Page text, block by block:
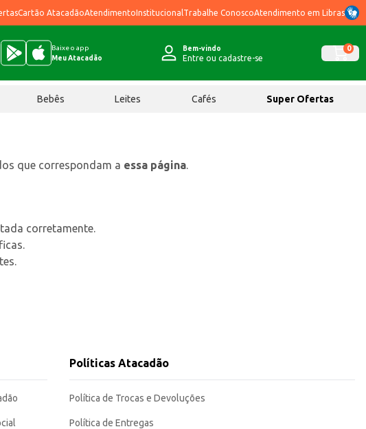
Cartão AtacadãoAtendimentoInstitucional Trabalhe ConoscoAtendimento em Libras
Baixe o app
Meu Atacadão
Bem-vindo
Entre ou cadastre-se
0
Bebês Leites Cafés Super Ofertas
que correspondam a essa página.
corretamente.
Políticas Atacadão
Política de Trocas e Devoluções
Política de Entregas